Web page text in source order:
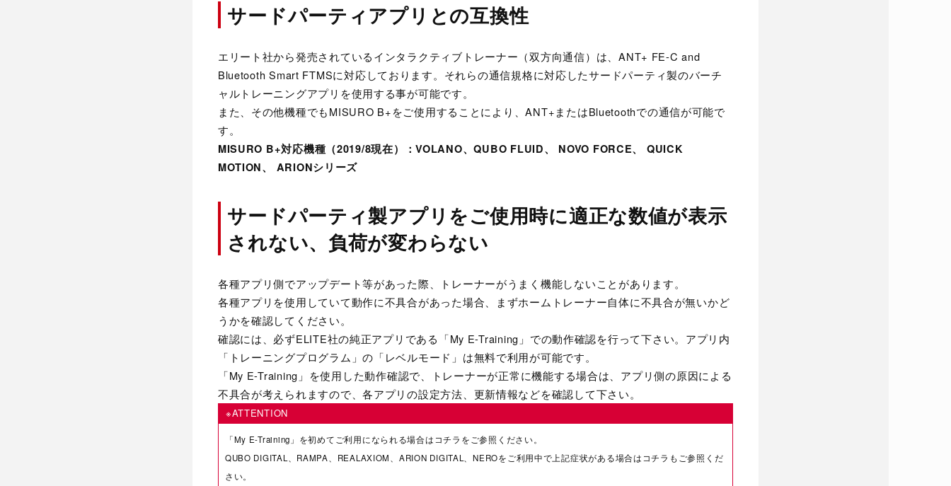
サードパーティアプリとの互換性
エリート社から発売されているインタラクティブトレーナー（双方向通信）は、ANT+ FE-C and
Bluetooth Smart FTMSに対応しております。それらの通信規格に対応したサードパーティ製のバーチ
ャルトレーニングアプリを使用する事が可能です。
また、その他機種でもMISURO B+をご使用することにより、ANT+またはBluetoothでの通信が可能で
す。
MISURO B+対応機種（2019/8現在）：VOLANO、QUBO FLUID、 NOVO FORCE、 QUICK
MOTION、 ARIONシリーズ
サードパーティ製アプリをご使用時に適正な数値が表示
されない、負荷が変わらない
各種アプリ側でアップデート等があった際、トレーナーがうまく機能しないことがあります。
各種アプリを使用していて動作に不具合があった場合、まずホームトレーナー自体に不具合が無いかど
うかを確認してください。
確認には、必ずELITE社の純正アプリである「My E-Training」での動作確認を行って下さい。アプリ内
「トレーニングプログラム」の「レベルモード」は無料で利用が可能です。
「My E-Training」を使用した動作確認で、トレーナーが正常に機能する場合は、アプリ側の原因による
不具合が考えられますので、各アプリの設定方法、更新情報などを確認して下さい。
※ATTENTION
「My E-Training」を初めてご利用になられる場合はコチラをご参照ください。
QUBO DIGITAL、RAMPA、REALAXIOM、ARION DIGITAL、NEROをご利用中で上記症状がある場合はコチラもご参照くだ
さい。